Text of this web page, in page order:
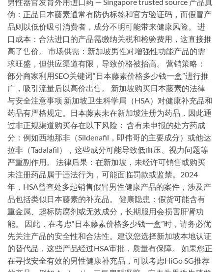
伪：正品日本藤素通常有防伪标签和官方验证码，而假冒产
品则以低价吸引消费者，成分不明可能带来健康风险。 进
口成本：合法进口的产品需缴纳关税和检验费用，这直接推
高了售价。 市场供需：新加坡男性对增强性功能产品的需
求旺盛，但供应渠道有限，导致价格被抬高。 营销策略：
部分商家利用SEO关键词“日本藤素价格多少钱一盒”进行推
广，吸引流量后以高价出售。 新加坡购买日本藤素的法律
与安全注意事项 新加坡卫生科学局（HSA）对健康补充品和
药品有严格规定。日本藤素未在新加坡注册为药品，因此通
过非正规渠道购买存在以下风险： 含有未申报的处方药成
分：例如西地那非（Sildenafil，即伟哥的主要成分）或他达
拉非（Tadalafil），这些成分可能导致低血压、视力问题等
严重副作用。 法律后果：在新加坡，未经许可销售或购买
未注册药品属于违法行为，可能面临罚款或监禁。2024
年，HSA曾查处多起销售假冒男性健康产品的案件，涉及产
品包括类似日本藤素的补充品。 健康隐患：假货可能含有
重金属、超标防腐剂或无效成分，长期服用会损害肝肾功
能。 因此，在考虑“日本藤素价格多少钱一盒”时，请务必优
先关注产品的安全性和合法性。建议您选择新加坡本地认证
的替代品，这些产品经过HSA审批，质量有保障。 如果您正
在寻找安全有效的男性健康补充品，可以考虑HiGo SG推荐